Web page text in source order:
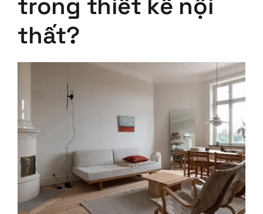
trong thiết kế nội
thất?